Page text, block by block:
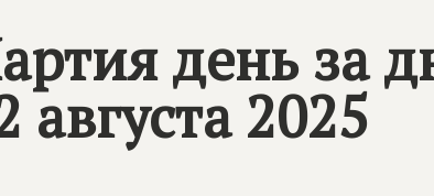
день за
августа 2025